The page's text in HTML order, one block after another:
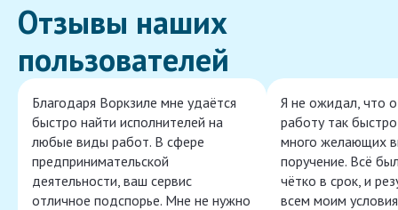
Отзывы наших
пользователей
Благодаря Воркзиле мне удаётся
быстро найти исполнителей на
любые виды работ. В сфере
предпринимательской
деятельности, ваш сервис
отличное подспорье. Мне не нужно
Я не ожидал, что
работу так
много желающих
поручение. Всё
чётко в срок, и
всем моим